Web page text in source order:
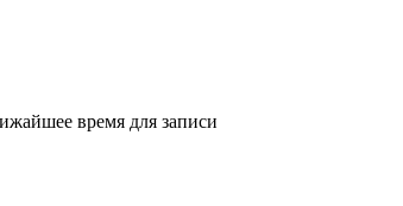
время для записи